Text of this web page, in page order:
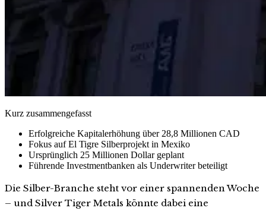
Kurz zusammengefasst
Erfolgreiche Kapitalerhöhung über 28,8 Millionen CAD
Fokus auf El Tigre Silberprojekt in Mexiko
Ursprünglich 25 Millionen Dollar geplant
Führende Investmentbanken als Underwriter beteiligt
Die Silber-Branche steht vor einer spannenden Woche
– und Silver Tiger Metals könnte dabei eine